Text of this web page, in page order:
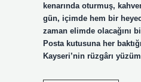
kenarında oturmuş,
gün, içimde hem bir
zaman elimde olacağını
Posta kutusuna her
Kayseri’nin rüzgârı